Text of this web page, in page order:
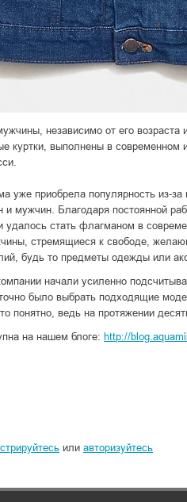
независимо от его
выполнены в современном
уже приобрела популярность из-
Благодаря постоянной
удалось стать флагманом в
стремящиеся к свободе,
будь то предметы одежды или
начали усиленно
было выбрать подходящие
понятно, ведь на протяжении
на нашем блоге: http://
или авторизуйтесь